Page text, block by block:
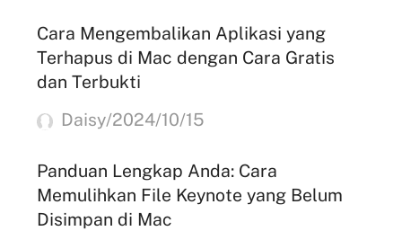
Cara Mengembalikan Aplikasi yang
Terhapus di Mac dengan Cara Gratis
dan Terbukti
Daisy/2024/10/15
Panduan Lengkap Anda: Cara
Memulihkan File Keynote yang Belum
Disimpan di Mac